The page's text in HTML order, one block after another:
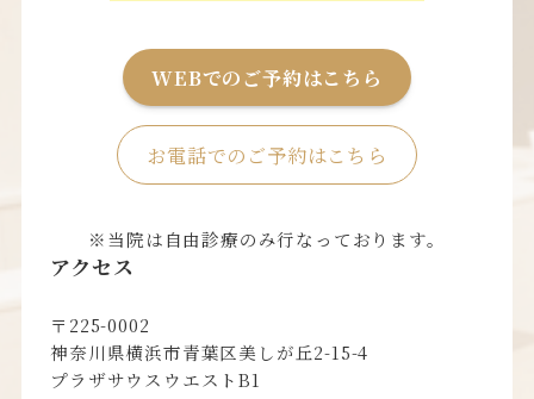
WEBでのご予約はこちら
お電話でのご予約はこちら
※当院は自由診療のみ行なっております。
アクセス
〒225-0002
神奈川県横浜市青葉区美しが丘2-15-4
プラザサウスウエストB1